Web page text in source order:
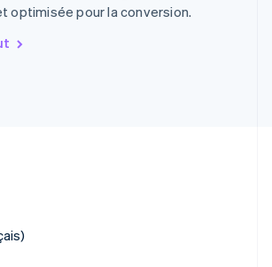
optimisée pour la conversion.